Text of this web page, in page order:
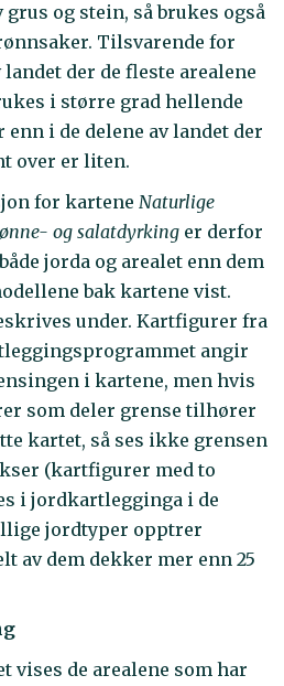
og stein, så brukes også
Tilsvarende for
der de fleste arealene
i større grad hellende
i de delene av landet der
over er liten.
for kartene Naturlige
og salatdyrking er derfor
jorda og arealet enn dem
bak kartene vist.
under. Kartfigurer fra
angir
i kartene, men hvis
som deler grense tilhører
kartet, så ses ikke grensen
(kartfigurer med to
i jordkartlegginga i de
jordtyper opptrer
av dem dekker mer enn 25
vises de arealene som har